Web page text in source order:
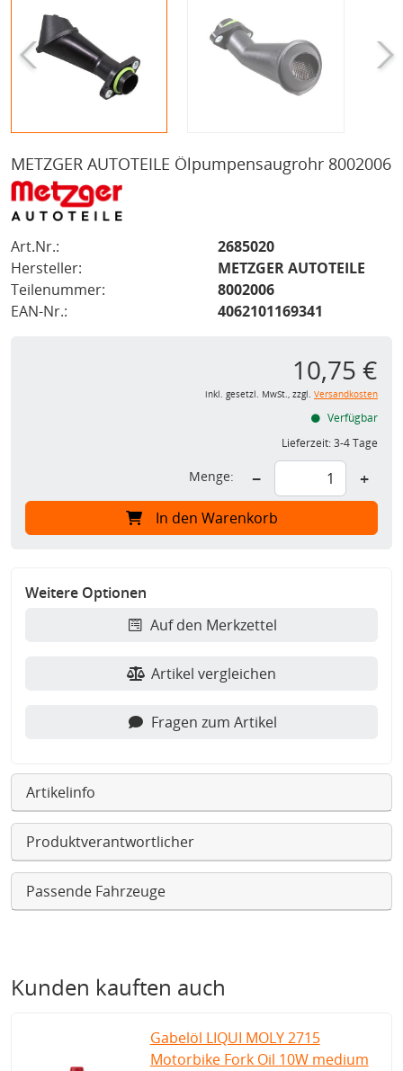
METZGER AUTOTEILE Ölpumpensaugrohr 8002006
Art.Nr.:
2685020
Hersteller:
METZGER AUTOTEILE
Teilenummer:
8002006
EAN-Nr.:
4062101169341
10,75 €
inkl. gesetzl. MwSt., zzgl. Versandkosten
Verfügbar
Lieferzeit:3-4 Tage
Menge: − +
In den Warenkorb
Weitere Optionen
Auf den Merkzettel
Artikel vergleichen
Fragen zum Artikel
Artikelinfo
Produktverantwortlicher
Passende Fahrzeuge
Kunden kauften auch
Gabelöl LIQUI MOLY 2715
Motorbike Fork Oil 10W medium